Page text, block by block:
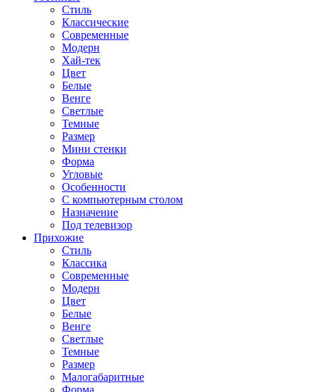
Стиль
Классические
Современные
Модерн
Хай-тек
Цвет
Белые
Венге
Светлые
Темные
Размер
Мини стенки
Форма
Угловые
Особенности
С компьютерным столом
Назначение
Под телевизор
Прихожие
Стиль
Классика
Современные
Модерн
Цвет
Белые
Венге
Светлые
Темные
Размер
Малогабаритные
Форма